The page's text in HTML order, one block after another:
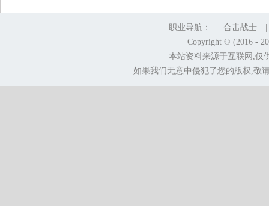
职业导航： | 合击战士
Copyright © (2016 -
本站资料来源于互联网,仅
如果我们无意中侵犯了您的版权,敬